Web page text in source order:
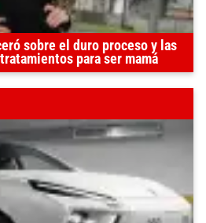
sobre el duro proceso y las
para ser mamá